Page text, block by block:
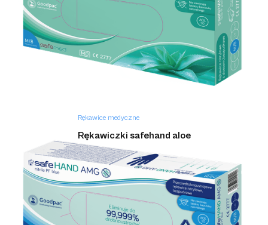
Rękawice medyczne
Rękawiczki safehand aloe